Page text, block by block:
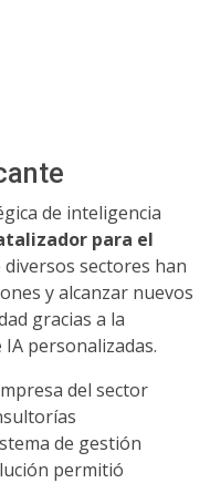
de inteligencia
para el
diversos sectores han
y alcanzar nuevos
gracias a la
personalizadas.
del sector
de gestión
permitió